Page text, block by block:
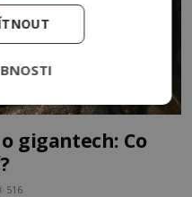
gigantech: Co
516